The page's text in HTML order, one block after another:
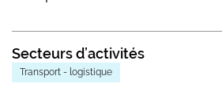
Secteurs d’activités
Transport - logistique